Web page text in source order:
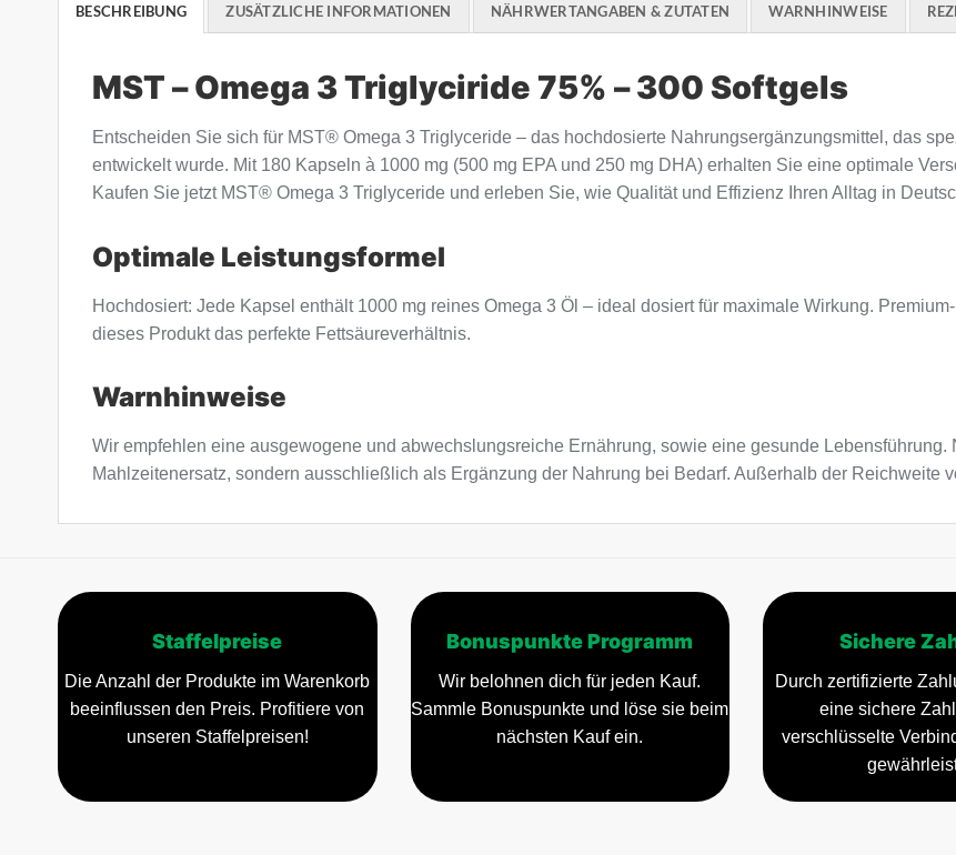
BESCHREIBUNG ZUSÄTZLICHE INFORMATIONEN NÄHRWERTANGABEN & ZUTATEN WARNHINWEISE
MST – Omega 3 Triglyciride 75% – 300 Softgels
Entscheiden Sie sich für MST® Omega 3 Triglyceride – das hochdosierte Nahrungsergänzungsmittel, das
entwickelt wurde. Mit 180 Kapseln à 1000 mg (500 mg EPA und 250 mg DHA) erhalten Sie eine optimale
Kaufen Sie jetzt MST® Omega 3 Triglyceride und erleben Sie, wie Qualität und Effizienz Ihren Alltag in
Optimale Leistungsformel
Hochdosiert: Jede Kapsel enthält 1000 mg reines Omega 3 Öl – ideal dosiert für maximale Wirkung.
dieses Produkt das perfekte Fettsäureverhältnis.
Warnhinweise
Wir empfehlen eine ausgewogene und abwechslungsreiche Ernährung, sowie eine gesunde
Mahlzeitenersatz, sondern ausschließlich als Ergänzung der Nahrung bei Bedarf. Außerhalb der Reichweite
Staffelpreise
Die Anzahl der Produkte im Warenkorb
beeinflussen den Preis. Profitiere von
unseren Staffelpreisen!
Bonuspunkte Programm
Wir belohnen dich für jeden Kauf.
Sammle Bonuspunkte und löse sie beim
nächsten Kauf ein.
Sichere
Durch zertifizierte
eine sichere
verschlüsselte